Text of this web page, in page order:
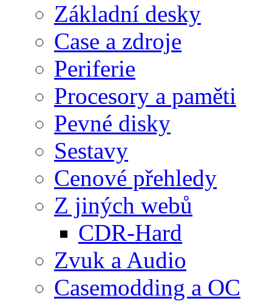
Základní desky
Case a zdroje
Periferie
Procesory a paměti
Pevné disky
Sestavy
Cenové přehledy
Z jiných webů
CDR-Hard
Zvuk a Audio
Casemodding a OC